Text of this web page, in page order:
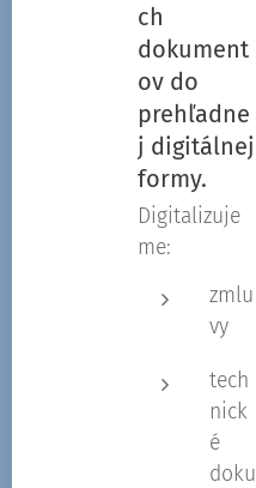
ch
dokument
ov do
prehľadne
j digitálnej
formy.
Digitalizuje
me:
zmlu
vy
tech
nick
é
doku